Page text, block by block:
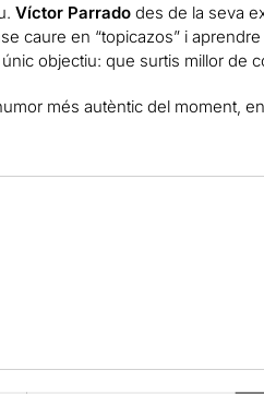
Víctor Parradodes de la seva
caure en “topicazos” i
objectiu: que surtis millor de
més autèntic del moment,